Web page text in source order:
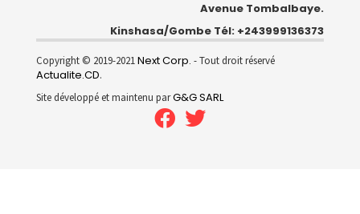
Avenue Tombalbaye.
Kinshasa/Gombe Tél: +243999136373
Copyright © 2019-2021Next Corp. - Tout droit réservé
Actualite.CD.
Site développé et maintenu parG&G SARL